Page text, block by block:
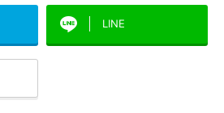
LINE